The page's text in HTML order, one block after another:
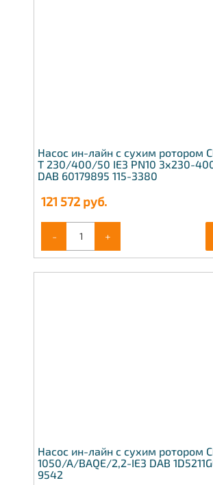
Насос ин-лайн с сухим ротором
T 230/400/50 IE3 PN10 3x230-
DAB 60179895 115-3380
121 572 руб.
- +
Насос ин-лайн с сухим ротором
1050/A/BAQE/2,2-IE3 DAB
9542